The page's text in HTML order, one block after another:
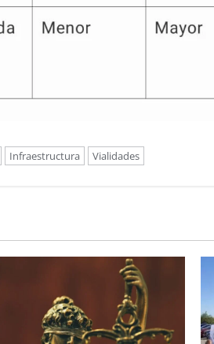
Infraestructura Vialidades